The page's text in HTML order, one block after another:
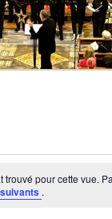
trouvé pour cette vue.
.